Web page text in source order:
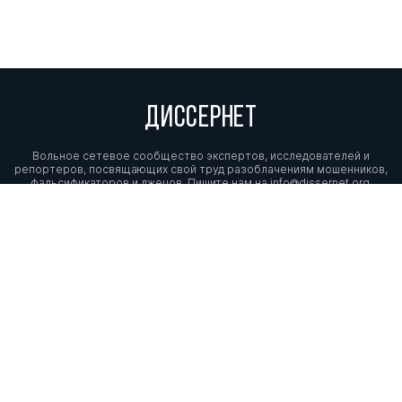
ДИССЕРНЕТ
Вольное сетевое сообщество экспертов, исследователей и
репортеров, посвящающих свой труд разоблачениям мошенников,
фальсификаторов и лжецов. Пишите нам наinfo@dissernet.org.